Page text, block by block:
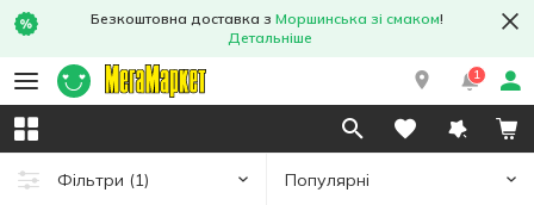
Безкоштовна доставка з Моршинська зі смаком!
Детальніше
1
Фільтри (1) Популярні